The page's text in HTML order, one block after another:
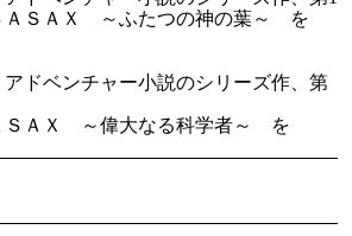
ＡＳＡＸ ～ふたつの神の葉～ を
ドベンチャー小説のシリーズ作、第
ＳＡＸ ～偉大なる科学者～ を